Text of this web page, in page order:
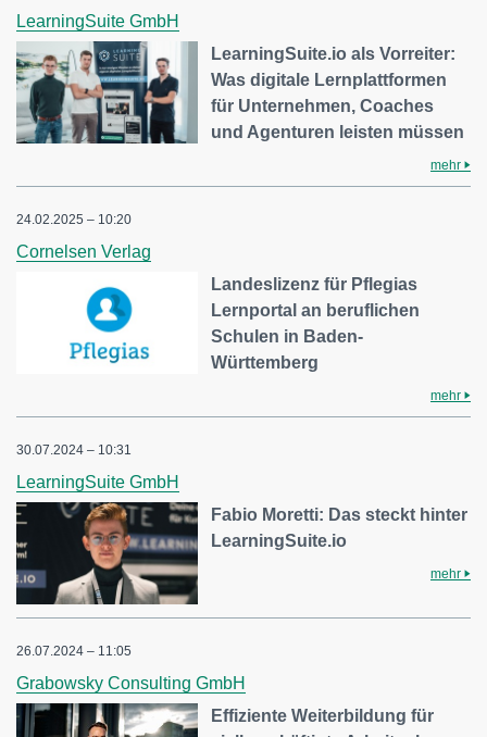
LearningSuite GmbH
LearningSuite.io als Vorreiter:
Was digitale Lernplattformen
für Unternehmen, Coaches
und Agenturen leisten müssen
mehr
24.02.2025 – 10:20
Cornelsen Verlag
Landeslizenz für Pflegias
Lernportal an beruflichen
Schulen in Baden-
Württemberg
mehr
30.07.2024 – 10:31
LearningSuite GmbH
Fabio Moretti: Das steckt hinter
LearningSuite.io
mehr
26.07.2024 – 11:05
Grabowsky Consulting GmbH
Effiziente Weiterbildung für